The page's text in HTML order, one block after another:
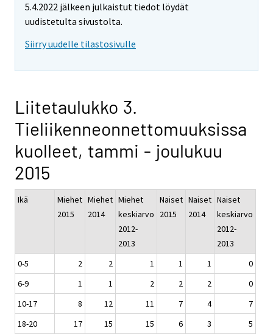
5.4.2022 jälkeen julkaistut tiedot löydät
uudistetulta sivustolta.
Siirry uudelle tilastosivulle
Liitetaulukko 3.
Tieliikenneonnettomuuksissa
kuolleet, tammi - joulukuu
2015
Ikä
Miehet
2015
Miehet
2014
Miehet
keskiarvo
2012-
2013
Naiset
2015
Naiset
2014
Naiset
keskiarvo
2012-
2013
0-5
2 2 1 1 1
0
6-9
1 1 2 2 2
0
10-17
8 12 11 7 4
7
18-20
17 15 15 6 3
5